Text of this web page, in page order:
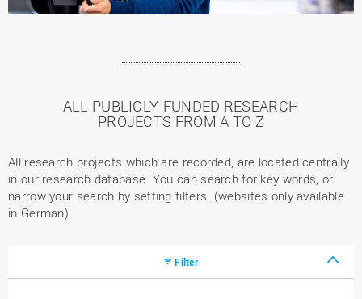
ALL PUBLICLY-FUNDED RESEARCH
PROJECTS FROM A TO Z
All research projects which are recorded, are located centrally
in our research database. You can search for key words, or
narrow your search by setting filters. (websites only available
in German)
Filter